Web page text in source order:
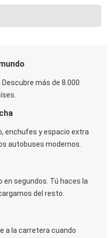
más de 8.000
enchufes y espacio extra
autobuses modernos.
en segundos. Tú haces la
del resto.
a la carretera cuando